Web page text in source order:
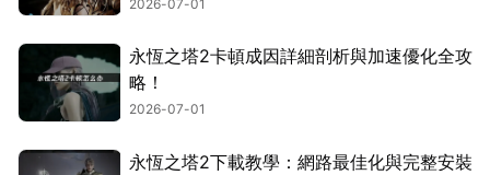
2026-07-01
永恆之塔2卡頓成因詳細剖析與加速優化全攻
略！
2026-07-01
永恆之塔2下載教學：網路最佳化與完整安裝